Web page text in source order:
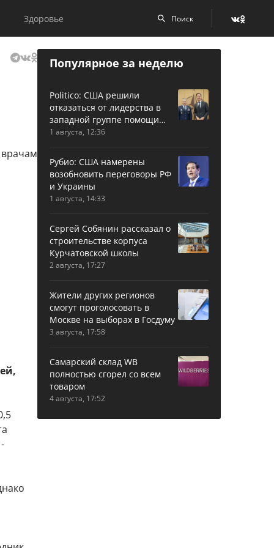
Здоровье
Популярное за неделю
Politico: США решили
отказаться от лидерства в
западной группе помощи
Украине
1 августа, 12:36
Рубио: США намерены
возобновить переговоры РФ
и Украины
1 августа, 14:33
Сергей Собянин рассказал о
строительстве корпуса
Курчатовской школы
2 августа, 17:27
Жители других регионов
смогут проголосовать в
Москве на выборах в Госдуму
3 августа, 17:58
Самарский склад WB
полностью сгорел со всем
товаром
4 августа, 17:52